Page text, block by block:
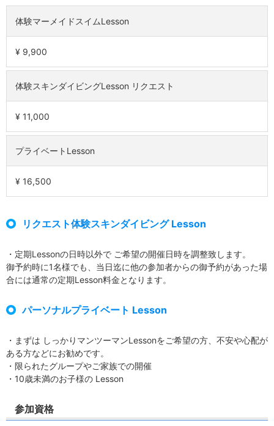
体験マーメイドスイムLesson
¥ 9,900
体験スキンダイビングLesson リクエスト
¥ 11,000
プライベートLesson
¥ 16,500
リクエスト体験スキンダイビング Lesson
・定期Lessonの日時以外で ご希望の開催日時を調整致します。
御予約時に1名様でも、当日迄に他の参加者からの御予約があった場
合には通常の定期Lesson料金となります。
パーソナルプライベート Lesson
・まずは しっかりマンツーマンLessonをご希望の方、不安や心配が
ある方などにお勧めです。
・限られたグループやご家族での開催
・10歳未満のお子様の Lesson
参加資格